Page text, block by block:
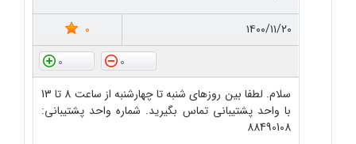
۱۴۰۰/۱۱/۲۰
0
0
0
سلام. لطفا بین روزهای شنبه تا چهارشنبه از ساعت 8 تا 13
با واحد پشتیبانی تماس بگیرید. شماره واحد پشتیبانی:
88490108